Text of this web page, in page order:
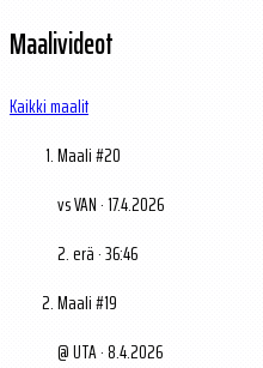
Maalivideot
Kaikki maalit
Maali #20
vs VAN · 17.4.2026
2. erä · 36:46
Maali #19
@ UTA · 8.4.2026